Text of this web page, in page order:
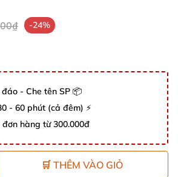
-24%
- Che tên SP 📦
- 60 phút (cả đêm) ⚡
đơn hàng từ 300.000đ
🛒 THÊM VÀO GIỎ